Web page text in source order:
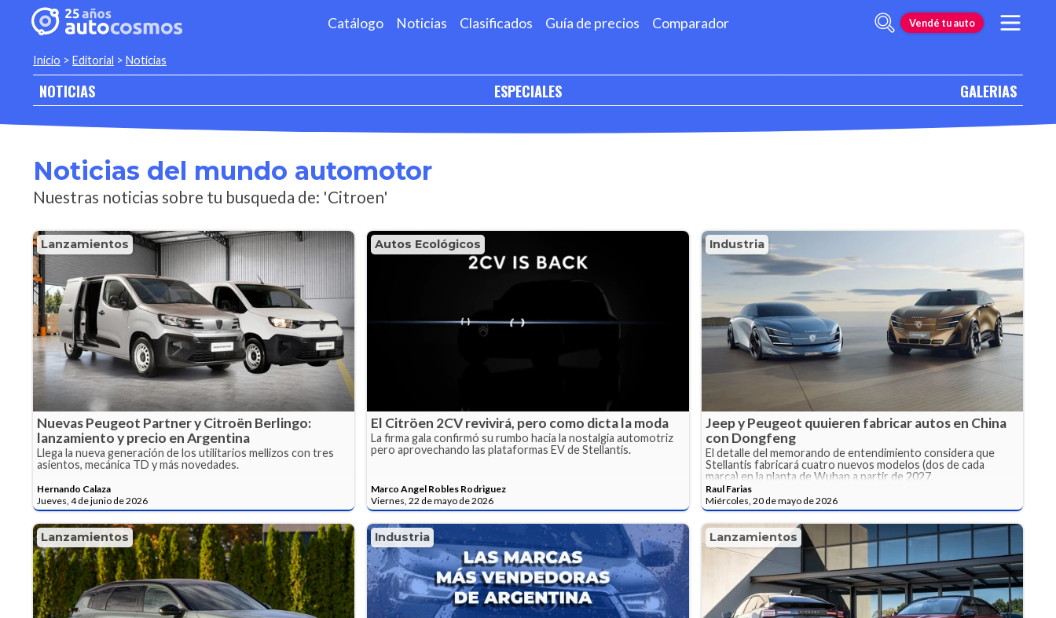
Catálogo Noticias Clasificados Guía de precios Comparador Vendé tu auto
Inicio > Editorial > Noticias
NOTICIAS ESPECIALES GALERIAS
Noticias del mundo automotor
Nuestras noticias sobre tu busqueda de: 'Citroen'
Lanzamientos
Nuevas Peugeot Partner y Citroën Berlingo:
lanzamiento y precio en Argentina
Llega la nueva generación de los utilitarios mellizos con tres
asientos, mecánica TD y más novedades.
Hernando Calaza
Jueves, 4 de junio de 2026
Autos Ecológicos
El Citröen 2CV revivirá, pero como dicta la moda
La firma gala confirmó su rumbo hacia la nostalgia automotriz
pero aprovechando las plataformas EV de Stellantis.
Marco Angel Robles Rodriguez
Viernes, 22 de mayo de 2026
Industria
Jeep y Peugeot quuieren fabricar autos en China
con Dongfeng
El detalle del memorando de entendimiento considera que
Stellantis fabricará cuatro nuevos modelos (dos de cada
marca) en la planta de Wuhan a partir de 2027.
Raul Farias
Miércoles, 20 de mayo de 2026
Lanzamientos Industria Lanzamientos